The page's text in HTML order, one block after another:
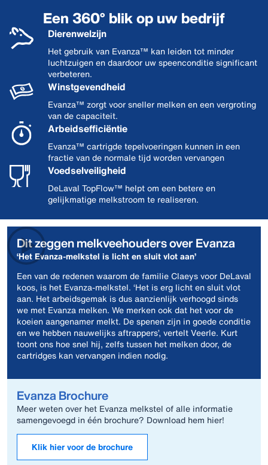
Een 360° blik op uw bedrijf
Dierenwelzijn
Het gebruik van Evanza™ kan leiden tot minder
luchtzuigen en daardoor uw speenconditie significant
verbeteren.
Winstgevendheid
Evanza™ zorgt voor sneller melken en een vergroting
van de capaciteit.
Arbeidsefficiëntie
Evanza™ cartrigde tepelvoeringen kunnen in een
fractie van de normale tijd worden vervangen
Voedselveiligheid
DeLaval TopFlow™ helpt om een betere en
gelijkmatige melkstroom te realiseren.
Dit zeggen melkveehouders over Evanza
‘Het Evanza-melkstel is licht en sluit vlot aan’
Een van de redenen waarom de familie Claeys voor DeLaval
koos, is het Evanza-melkstel. ‘Het is erg licht en sluit vlot
aan. Het arbeidsgemak is dus aanzienlijk verhoogd sinds
we met Evanza melken. We merken ook dat het voor de
koeien aangenamer melkt. De spenen zijn in goede conditie
en we hebben nauwelijks aftrappers’, vertelt Veerle. Kurt
toont ons hoe snel hij, zelfs tussen het melken door, de
cartridges kan vervangen indien nodig.
Evanza Brochure
Meer weten over het Evanza melkstel of alle informatie
samengevoegd in één brochure? Download hem hier!
Klik hier voor de brochure